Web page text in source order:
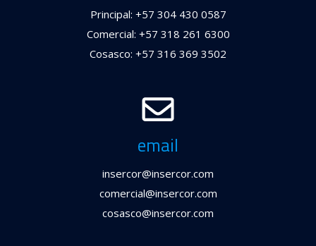
Principal: +57 304 430 0587
Comercial: +57 318 261 6300
Cosasco: +57 316 369 3502
email
insercor@insercor.com
comercial@insercor.com
cosasco@insercor.com